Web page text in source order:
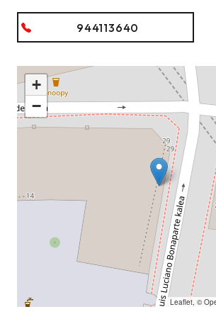
944113640
+
−
Leaflet, ©